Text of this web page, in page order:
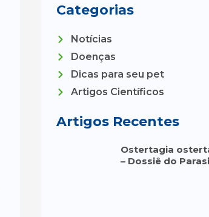
Categorias
Notícias
Doenças
Dicas para seu pet
Artigos Científicos
Artigos Recentes
Ostertagia
– Dossiê do